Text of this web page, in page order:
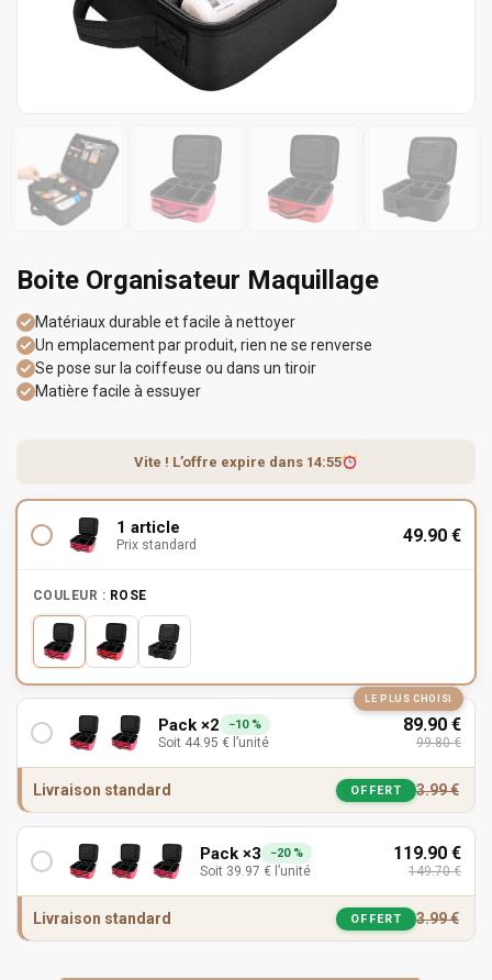
Boite Organisateur Maquillage
Matériaux durable et facile à nettoyer
Un emplacement par produit, rien ne se renverse
Se pose sur la coiffeuse ou dans un tiroir
Matière facile à essuyer
Vite ! L’offre expire dans 14:55
1 article
Prix standard 49.90 €
COULEUR : ROSE
LE PLUS CHOISI
Pack ×2 −10 %
Soit 44.95 € l’unité
89.90 €
99.80€
Livraison standard OFFERT 3.99€
Pack ×3 −20 %
Soit 39.97 € l’unité
119.90 €
149.70€
Livraison standard OFFERT 3.99€